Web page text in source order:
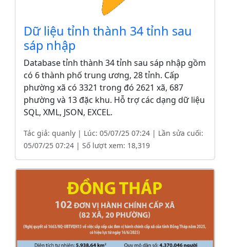
Dữ liệu tỉnh thành 34 tỉnh sau
sáp nhập
Database tỉnh thành 34 tỉnh sau sáp nhập gồm
có 6 thành phố trung ương, 28 tỉnh. Cấp
phường xã có 3321 trong đó 2621 xã, 687
phường và 13 đặc khu. Hỗ trợ các dạng dữ liệu
SQL, XML, JSON, EXCEL.
Tác giả: quanly | Lúc: 05/07/25 07:24 | Lần sửa cuối:
05/07/25 07:24 | Số lượt xem: 18,319